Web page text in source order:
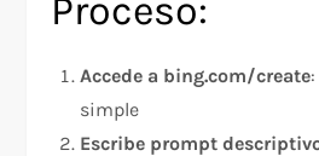
Proceso:
Accede a bing.com/create
simple
Escribe prompt